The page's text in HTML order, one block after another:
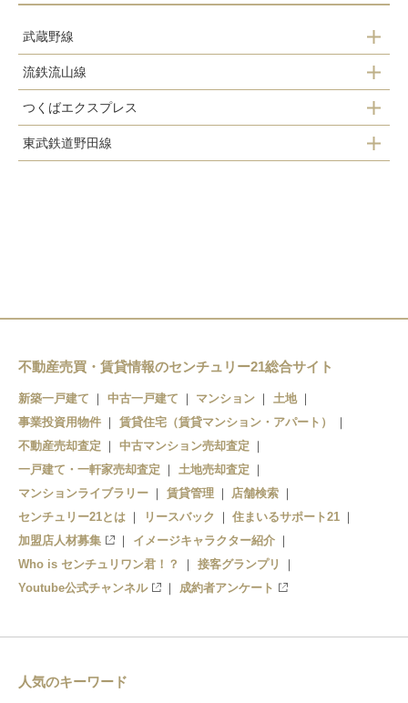
武蔵野線
南流山駅
流鉄流山線
鰭ヶ崎駅
平和台駅
つくばエクスプレス
南流山駅
東武鉄道野田線
不動産売買・賃貸情報のセンチュリー21総合サイト
新築一戸建て 中古一戸建て マンション
土地
事業投資用物件
賃貸住宅（賃貸マンション・アパート）
不動産売却査定
中古マンション売却査定
一戸建て・一軒家売却査定
土地売却査定
マンションライブラリー
賃貸管理
店舗検索
センチュリー21とは
リースバック
住まいるサポート21
加盟店人材募集
イメージキャラクター紹介
Who is センチュリワン君！？
接客グランプリ
Youtube公式チャンネル
成約者アンケート
人気のキーワード